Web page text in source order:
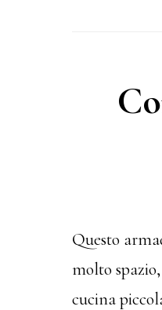
Questo
molto
cucina